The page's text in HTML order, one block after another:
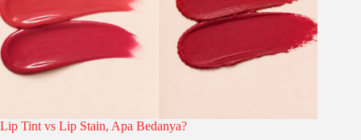
Lip Tint vs Lip Stain, Apa Bedanya?